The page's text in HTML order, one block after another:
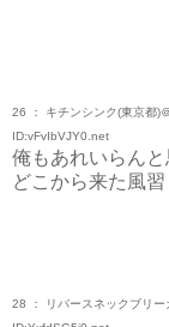
26 ： キチンシンク(東京都
ID:vFvIbVJY0.net
俺もあれいらんと
どこから来た風習
28 ： リバースネックブリ